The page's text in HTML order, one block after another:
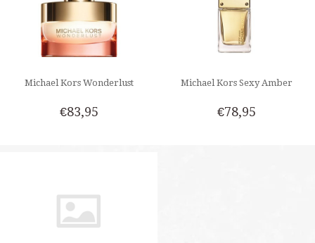
Michael Kors Wonderlust
€83,95
Michael Kors Sexy Amber
€78,95